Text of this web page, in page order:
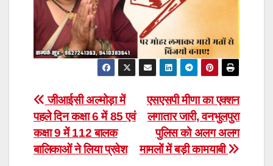
Post
navigation
एसएसपी मीणा का एक्शन
लगातार जारी, वनभुलपुरा
पुलिस को अलग अलग
मामलों में बड़ी कामयाबी
जीआईसी अल्मोड़ा में
पहले दिन कक्षा 6 में 85 एवं
कक्षा 9 में 112 बालक
बालिकाओं ने लिया प्रवेश